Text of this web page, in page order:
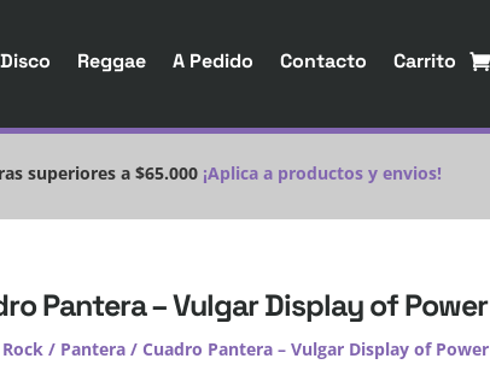
Disco Reggae A Pedido Contacto Carrito
superiores a $65.000 ¡Aplica a productos y envios!
Pantera – Vulgar Display of Power
Rock/ Pantera/ Cuadro Pantera – Vulgar Display of Power